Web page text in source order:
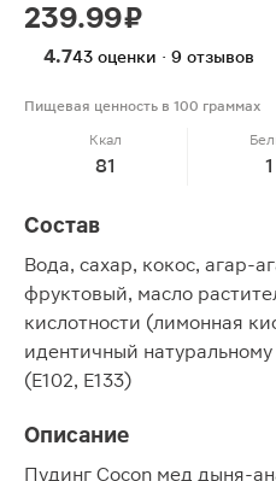
239.99 ₽
4.743 оценки · 9 отзывов
Пищевая ценность в 100 граммах
Ккал
81 1
Состав
Вода, сахар, кокос, агар-
фруктовый, масло
кислотности (лимонная
идентичный
(E102, E133)
Описание
Пудинг Cocon мед дыня-